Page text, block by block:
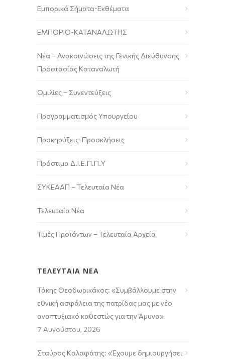
Εμπορικά Σήματα-Εκθέματα
ΕΜΠΟΡΙΟ-ΚΑΤΑΝΑΛΩΤΗΣ
Νέα – Ανακοινώσεις της Γενικής Διεύθυνσης
Προστασίας Καταναλωτή
Ομιλίες – Συνεντεύξεις
Προγραμματισμός Υπουργείου
Προκηρύξεις-Προσκλήσεις
Πρόστιμα Δ.Ι.Ε.Π.Π.Υ
ΣΥΚΕΑΑΠ – Τελευταία Νέα
Τελευταία Νέα
Τιμές Προϊόντων – Τελευταία Αρχεία
ΤΕΛΕΥΤΑΙΑ ΝΕΑ
Τάκης Θεοδωρικάκος: «Συμβάλλουμε στην
εθνική ασφάλεια της πατρίδας μας με νέο
αναπτυξιακό καθεστώς για την Άμυνα»
7 Αυγούστου, 2026
Σταύρος Καλαφάτης: «Έχουμε δημιουργήσει